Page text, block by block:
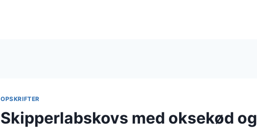
OPSKRIFTER
Skipperlabskovs med oksekød og